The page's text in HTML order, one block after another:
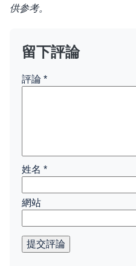
供参考。
留下評論
評論 *
姓名 *
網站
提交評論